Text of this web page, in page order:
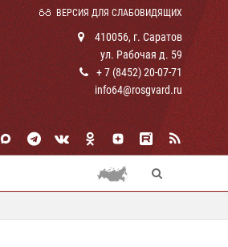
ВЕРСИЯ ДЛЯ СЛАБОВИДЯЩИХ
410056, г. Саратов
ул. Рабочая д. 59
+ 7 (8452) 20-07-71
info64@rosgvard.ru